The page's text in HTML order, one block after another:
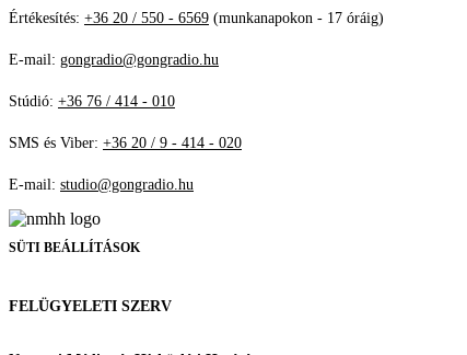
Értékesítés: +36 20 / 550 - 6569 (munkanapokon - 17 óráig)
E-mail: gongradio@gongradio.hu
Stúdió: +36 76 / 414 - 010
SMS és Viber: +36 20 / 9 - 414 - 020
E-mail: studio@gongradio.hu
SÜTI BEÁLLÍTÁSOK
FELÜGYELETI SZERV